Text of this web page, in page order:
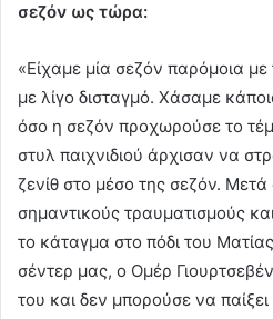
σεζόν ως τώρα:
«Είχαμε μία σεζόν παρόμοια
με λίγο δισταγμό. Χάσαμε
όσο η σεζόν προχωρούσε το
στυλ παιχνιδιού άρχισαν να
ζενίθ στο μέσο της σεζόν. Μετά
σημαντικούς τραυματισμούς
το κάταγμα στο πόδι του
σέντερ μας, ο Ομέρ
του και δεν μπορούσε να